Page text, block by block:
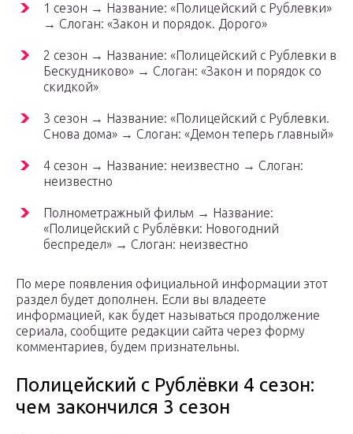
1 сезон → Название: «Полицейский с Рублевки»
→ Слоган: «Закон и порядок. Дорого»
2 сезон → Название: «Полицейский с Рублевки в
Бескудниково» → Слоган: «Закон и порядок со
скидкой»
3 сезон → Название: «Полицейский с Рублевки.
Снова дома» → Слоган: «Демон теперь главный»
4 сезон → Название: неизвестно → Слоган:
неизвестно
Полнометражный фильм → Название:
«Полицейский с Рублёвки: Новогодний
беспредел» → Слоган: неизвестно
По мере появления официальной информации этот
раздел будет дополнен. Если вы владеете
информацией, как будет называться продолжение
сериала, сообщите редакции сайта через форму
комментариев, будем признательны.
Полицейский с Рублёвки 4 сезон:
чем закончился 3 сезон